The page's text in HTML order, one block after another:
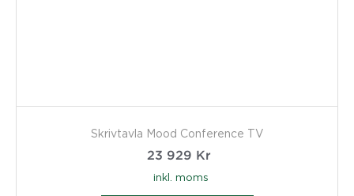
Skrivtavla Mood Conference TV
23 929 Kr
inkl. moms